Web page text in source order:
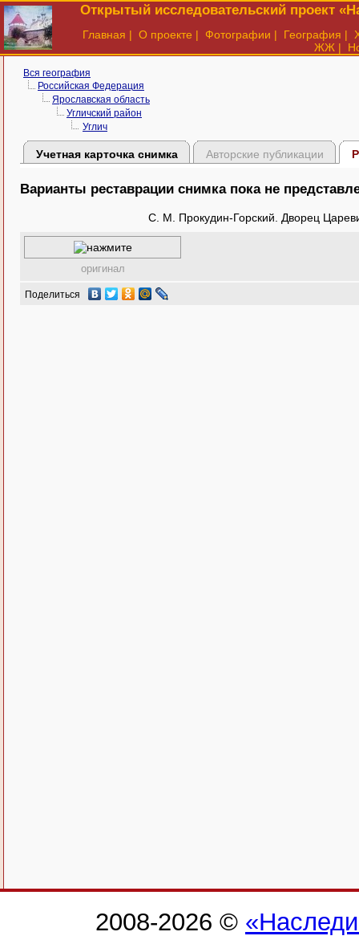
Открытый исследовательский проект
Главная | О проекте | Фотографии | География |
ЖЖ |
Вся география
Российская Федерация
Ярославская область
Угличский район
Углич
Учетная карточка снимка Авторские публикации
Варианты реставрации снимка пока не
С. М. Прокудин-Горский. Дворец
оригинал
Поделиться
2008-2026 ©